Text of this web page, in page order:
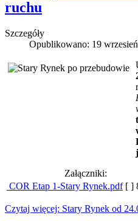
ruchu
Szczegóły
Opublikowano: 19
Załączniki:
COR Etap 1-Stary Rynek.pdf [ ]
Czytaj więcej: Stary Rynek od